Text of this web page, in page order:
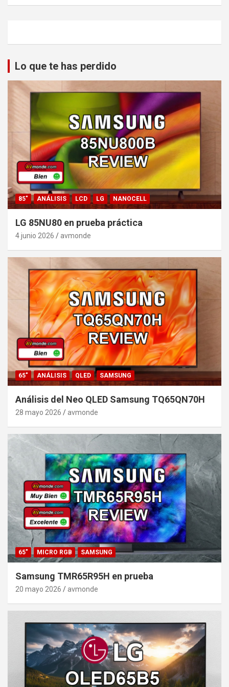
Lo que te has perdido
85" ANÁLISIS LCD LG NANOCELL
LG 85NU80 en prueba práctica
4 junio 2026 avmonde
65" ANÁLISIS QLED SAMSUNG
Análisis del Neo QLED Samsung TQ65QN70H
28 mayo 2026 avmonde
65" MICRO RGB SAMSUNG
Samsung TMR65R95H en prueba
20 mayo 2026 avmonde